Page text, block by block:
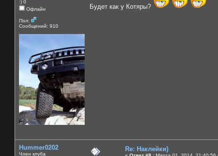
:) 0
Офлайн
Пол:
Сообщений: 910
Будет как у Котяры?
Hummer0202
Член клуба
Re: Наклейки)